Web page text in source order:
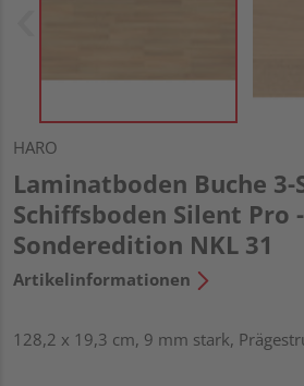
HARO
Laminatboden Buche 3-
Schiffsboden Silent Pro -
Sonderedition NKL 31
Artikelinformationen
128,2 x 19,3 cm, 9 mm stark,